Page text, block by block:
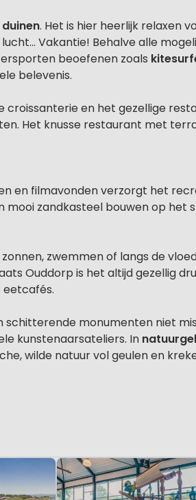
. Het is hier heerlijk relaxen
Vakantie! Behalve alle
beoefenen zoals
belevenis.
en het gezellige
Het knusse restaurant met
en filmavonden verzorgt het
mooi zandkasteel bouwen op het
zwemmen of langs de
Ouddorp is het altijd gezellig
monumenten niet
kunstenaarsateliers. In
wilde natuur vol geulen en